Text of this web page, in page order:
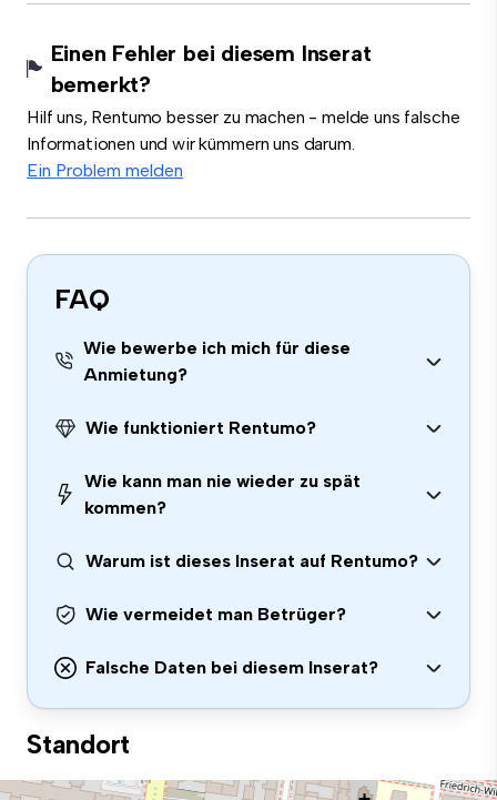
Einen Fehler bei diesem Inserat
bemerkt?
Hilf uns, Rentumo besser zu machen - melde uns falsche
Informationen und wir kümmern uns darum.
Ein Problem melden
FAQ
Wie bewerbe ich mich für diese
Anmietung?
Wie funktioniert Rentumo?
Wie kann man nie wieder zu spät
kommen?
Warum ist dieses Inserat auf Rentumo?
Wie vermeidet man Betrüger?
Falsche Daten bei diesem Inserat?
Standort